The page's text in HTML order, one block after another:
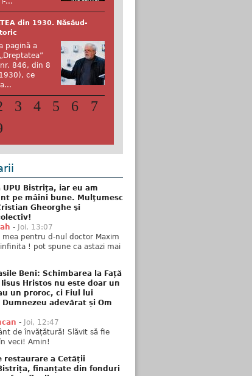
din 1930. Năsăud-
pagină a
846, din 8
ce
3 4 5 6
7
UPU Bistrița, iar eu am
pe mâini bune. Mulţumesc
Gheorghe şi
- Joi, 13:07
mea pentru d-nul doctor Maxim
! pot spune ca astazi mai
Beni: Schimbarea la Față
Hristos nu este doar un
un proroc, ci Fiul lui
Dumnezeu adevărat și Om
- Joi, 12:47
de învățătură! Slăvit să fie
veci! Amin!
restaurare a Cetății
finanțate din fonduri